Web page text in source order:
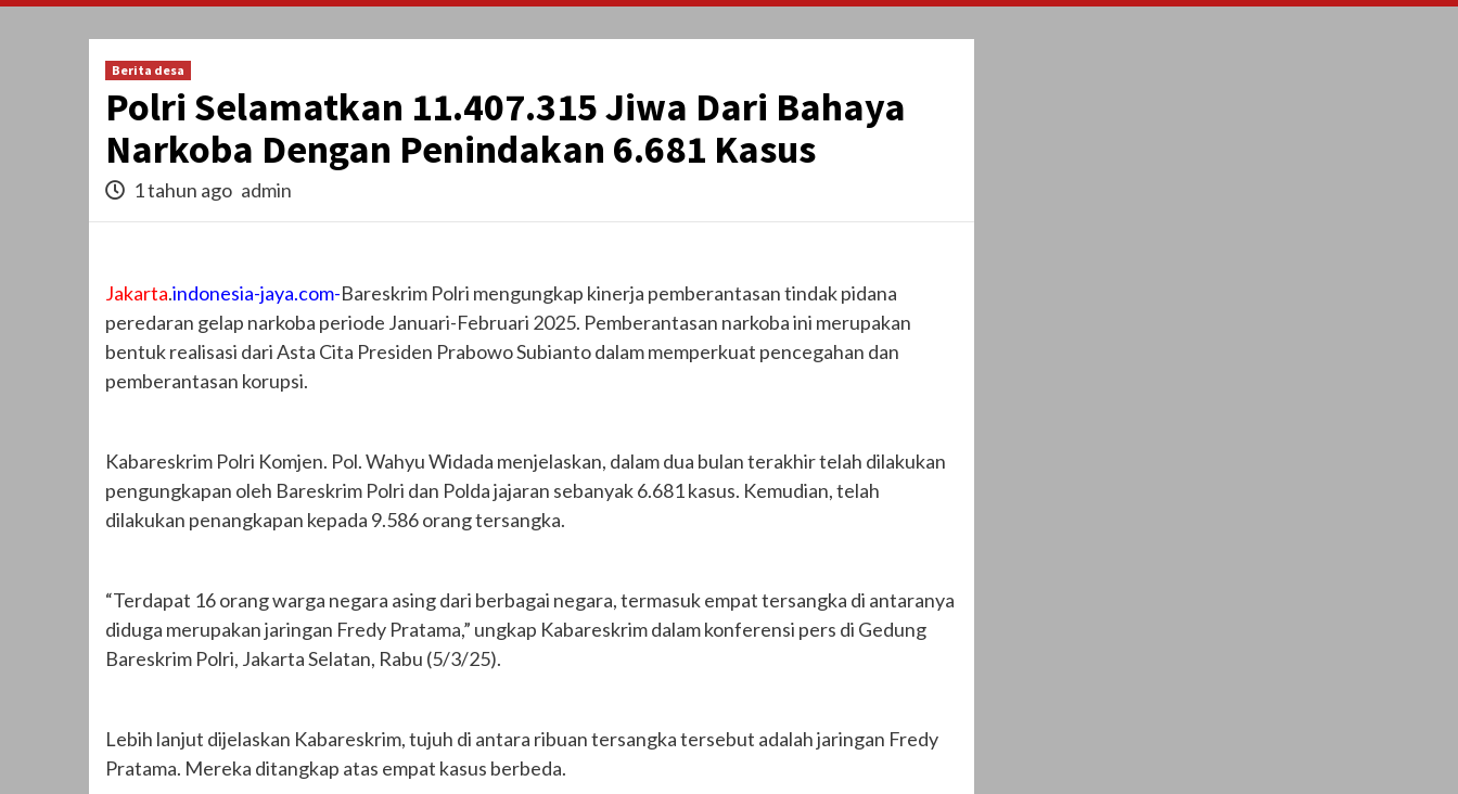
Berita desa
Polri Selamatkan 11.407.315 Jiwa Dari Bahaya
Narkoba Dengan Penindakan 6.681 Kasus
1 tahun ago admin
Jakarta.indonesia-jaya.com-Bareskrim Polri mengungkap kinerja pemberantasan tindak pidana
peredaran gelap narkoba periode Januari-Februari 2025. Pemberantasan narkoba ini merupakan
bentuk realisasi dari Asta Cita Presiden Prabowo Subianto dalam memperkuat pencegahan dan
pemberantasan korupsi.
Kabareskrim Polri Komjen. Pol. Wahyu Widada menjelaskan, dalam dua bulan terakhir telah dilakukan
pengungkapan oleh Bareskrim Polri dan Polda jajaran sebanyak 6.681 kasus. Kemudian, telah
dilakukan penangkapan kepada 9.586 orang tersangka.
“Terdapat 16 orang warga negara asing dari berbagai negara, termasuk empat tersangka di antaranya
diduga merupakan jaringan Fredy Pratama,” ungkap Kabareskrim dalam konferensi pers di Gedung
Bareskrim Polri, Jakarta Selatan, Rabu (5/3/25).
Lebih lanjut dijelaskan Kabareskrim, tujuh di antara ribuan tersangka tersebut adalah jaringan Fredy
Pratama. Mereka ditangkap atas empat kasus berbeda.